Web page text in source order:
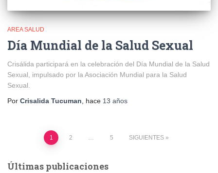
AREA SALUD
Día Mundial de la Salud Sexual
Crisálida participará en la celebración del Día Mundial de la Salud
Sexual, impulsado por la Asociación Mundial para la Salud
Sexual.
Por Crisalida Tucuman, hace 13 años
Paginación
de
1 2 … 5 SIGUIENTES
Últimas publicaciones